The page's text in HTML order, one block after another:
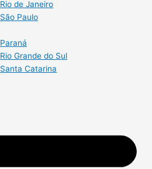
Rio de Janeiro
São Paulo
Paraná
Rio Grande do Sul
Santa Catarina